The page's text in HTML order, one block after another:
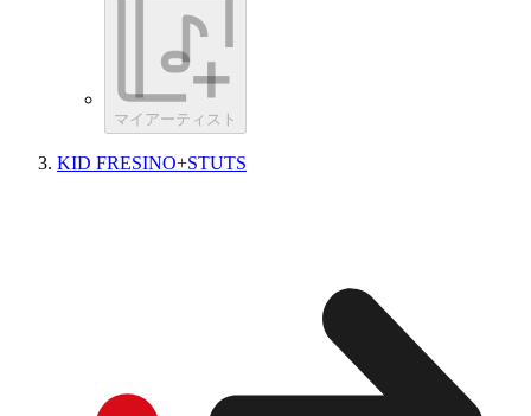
マイアーティスト
KID FRESINO+STUTS